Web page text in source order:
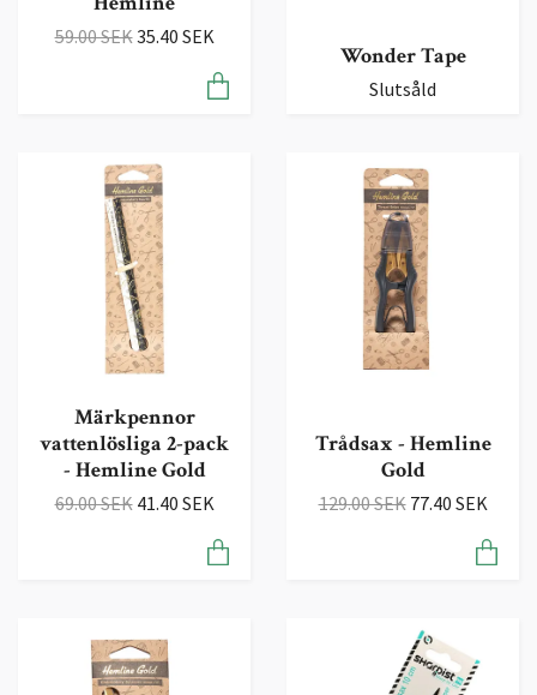
59.00 SEK35.40 SEK
Wonder Tape
Slutsåld
Märkpennor
vattenlösliga 2-pack
- Hemline Gold
69.00 SEK 41.40 SEK
Trådsax - Hemline
Gold
129.00 SEK 77.40 SEK